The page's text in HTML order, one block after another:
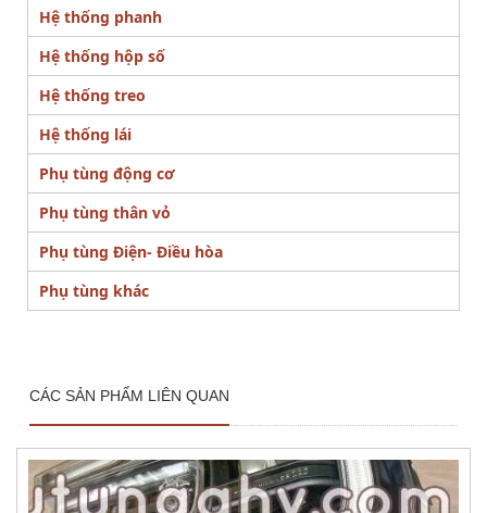
Hệ thống phanh
Hệ thống hộp số
Hệ thống treo
Hệ thống lái
Phụ tùng động cơ
Phụ tùng thân vỏ
Phụ tùng Điện- Điều hòa
Phụ tùng khác
CÁC SẢN PHẨM LIÊN QUAN